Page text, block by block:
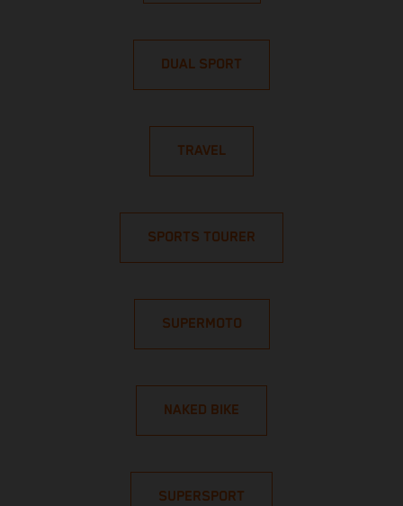
DUAL SPORT
TRAVEL
SPORTS TOURER
SUPERMOTO
NAKED BIKE
SUPERSPORT